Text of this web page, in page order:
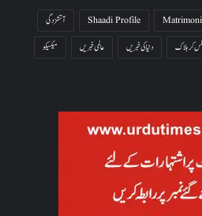
Shaadi Profile
آتشزدگی
کر ہلاک دنیا کی خبریں عالمی خبریں
میکسیکو